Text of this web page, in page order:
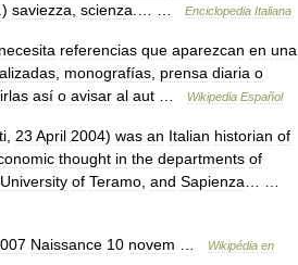
.) saviezza, scienza.… … Enciclopedia Italiana
necesita referencias que aparezcan en una
, monografías, prensa diaria o
así o avisar al aut … Wikipedia Español
, 23 April 2004) was an Italian historian of
thought in the departments of
University of Teramo, and Sapienza… …
Naissance 10 novem … Wikipédia en